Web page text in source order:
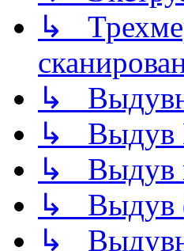
↳
↳
↳ Выдув
↳ Выдув
↳ Выдув
↳